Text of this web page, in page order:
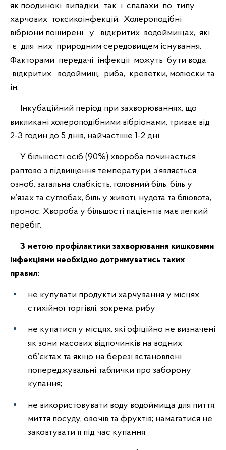
як поодинокі випадки, так і спалахи по типу
харчових токсикоінфекцій. Холероподібні
вібріони поширені у відкритих водоймищах, які
є для них природним середовищем існування.
Факторами передачі інфекції можуть бути вода
відкритих водоймищ, риба, креветки, молюски та
ін.
Інкубаційний період при захворюваннях, що
викликані холероподібними вібріонами, триває від
2-3 годин до 5 днів, найчастіше 1-2 дні.
У більшості осіб (90%) хвороба починається
раптово з підвищення температури, з’являється
озноб, загальна слабкість, головний біль, біль у
м’язах та суглобах, біль у животі, нудота та блювота,
пронос. Хвороба у більшості пацієнтів має легкий
перебіг.
З метою профілактики захворювання кишковими
інфекціями необхідно дотримуватись таких
правил:
не купувати продукти харчування у місцях
стихійної торгівлі, зокрема рибу;
не купатися у місцях, які офіційно не визначені
як зони масових відпочинків на водних
об’єктах та якщо на березі встановлені
попереджувальні таблички про заборону
купання;
не використовувати воду водоймища для пиття,
миття посуду, овочів та фруктів; намагатися не
заковтувати її під час купання;